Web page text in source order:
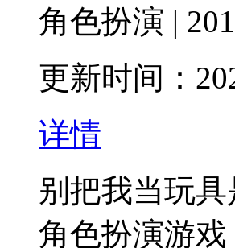
角色扮演 |
更新时间：
详情
别把我当玩
角色扮演游